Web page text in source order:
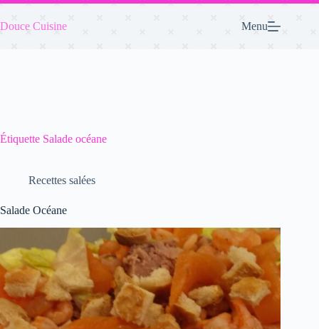
Passer
contenu
Douce Cuisine Menu
Étiquette Salade océane
Recettes salées
Salade Océane